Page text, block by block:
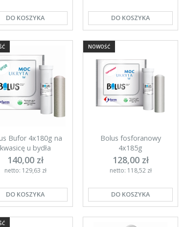
DO KOSZYKA DO KOSZYKA
Bufor 4x180g na
kwasicę u bydła
140,00 zł
netto: 129,63 zł
DO KOSZYKA
Bolus fosforanowy
4x185g
128,00 zł
netto: 118,52 zł
DO KOSZYKA
NOWOŚĆ